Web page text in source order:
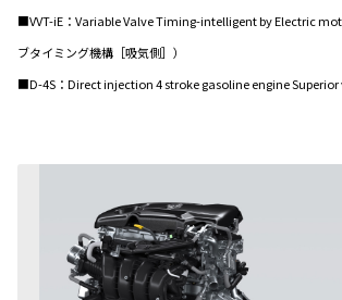
■VVT-iE：Variable Valve Timing-intelligent by Electric
ブタイミング機構［吸気側］）
■D-4S：Direct injection 4 stroke gasoline engine Superior